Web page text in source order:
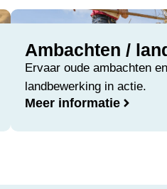
Ambachten /
Ervaar oude ambachten
landbewerking in actie.
Meer informatie